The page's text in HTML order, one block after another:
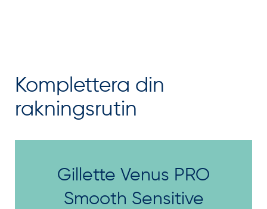
Komplettera din
rakningsrutin
Gillette Venus PRO
Smooth Sensitive